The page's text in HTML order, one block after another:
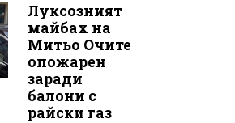
Луксозният
майбах на
Митьо Очите
опожарен
заради
балони с
райски газ